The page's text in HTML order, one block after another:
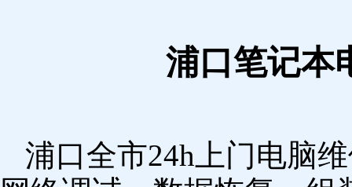
浦口笔记本
浦口全市24h上门电脑